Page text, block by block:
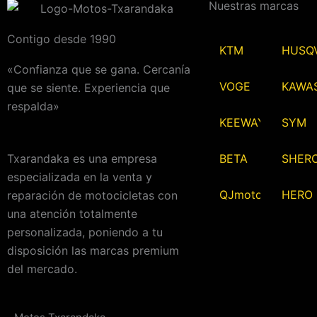
Contigo desde 1990
«Confianza que se gana. Cercanía
que se siente. Experiencia que
respalda»
Txarandaka es una empresa
especializada en la venta y
reparación de motocicletas con
una atención totalmente
personalizada, poniendo a tu
disposición las marcas premium
del mercado.
Nuestras marcas
KTM
VOGE
KEEWAY SYM
BETA
QJmotor HERO